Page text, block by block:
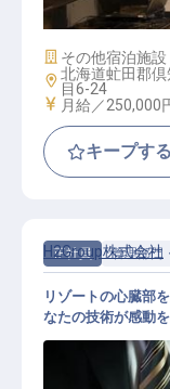
施設業態
その他宿泊施設
勤務地
北海道虻田郡
目6-24
給与
月給／250,000
キープする
正社員 管理部門
H2Group株式会社
リゾートの心臓部
なたの技術が感動